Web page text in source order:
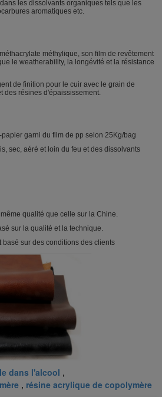
les dissolvants organiques tels que les
aromatiques etc.
méthylique, son film de revêtement
le weatherability, la longévité et la résistance
de finition pour le cuir avec le grain de
des résines d'épaississement.
garni du film de pp selon 25Kg/bag
sec, aéré et loin du feu et des dissolvants
qualité que celle sur la Chine.
sur la qualité et la technique.
sur des conditions des clients
dans l'alcool ,
, résine acrylique de copolymère